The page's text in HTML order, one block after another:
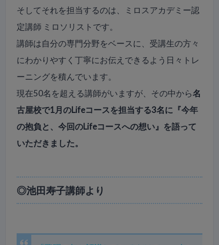
そしてそれを担当するのは、ミロスアカデミー認
定講師 ミロソリストです。
講師は自分の専門分野をベースに、受講生の方々
にわかりやすく丁寧にお伝えできるよう日々トレ
ーニングを積んでいます。
現在50名を超える講師がいますが、その中から名
古屋校で1月のLifeコースを担当する3名に『今年
の抱負と、今回のLifeコースへの想い』を語って
いただきました。
◎池田寿子講師より